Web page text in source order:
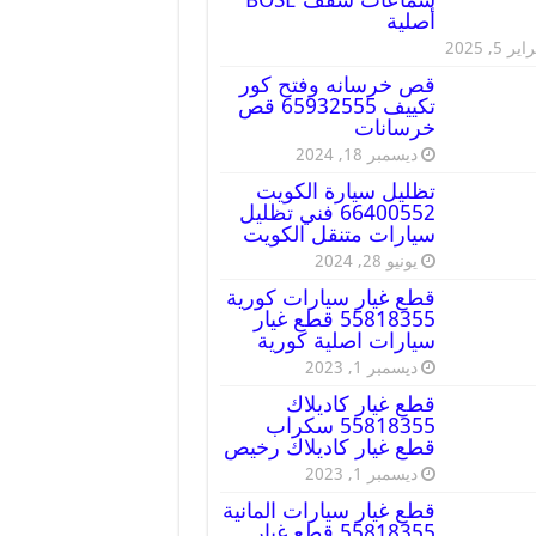
أصلية
5, 2025
قص خرسانه وفتح كور
تكييف 65932555 قص
خرسانات
ديسمبر 18, 2024
تظليل سيارة الكويت
66400552 فني تظليل
سيارات متنقل الكويت
يونيو 28, 2024
قطع غيار سيارات كورية
55818355 قطع غيار
سيارات اصلية كورية
ديسمبر 1, 2023
قطع غيار كاديلاك
55818355 سكراب
قطع غيار كاديلاك رخيص
ديسمبر 1, 2023
قطع غيار سيارات المانية